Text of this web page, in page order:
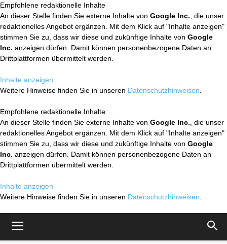
Empfohlene redaktionelle Inhalte
An dieser Stelle finden Sie externe Inhalte von Google Inc. , die unser
redaktionelles Angebot ergänzen. Mit dem Klick auf "Inhalte anzeigen"
stimmen Sie zu, dass wir diese und zukünftige Inhalte von Google
Inc. anzeigen dürfen. Damit können personenbezogene Daten an
Drittplattformen übermittelt werden.
Inhalte anzeigen
Weitere Hinweise finden Sie in unseren Datenschutzhinweisen
Empfohlene redaktionelle Inhalte
An dieser Stelle finden Sie externe Inhalte von Google Inc. , die unser
redaktionelles Angebot ergänzen. Mit dem Klick auf "Inhalte anzeigen"
stimmen Sie zu, dass wir diese und zukünftige Inhalte von Google
Inc. anzeigen dürfen. Damit können personenbezogene Daten an
Drittplattformen übermittelt werden.
Inhalte anzeigen
Weitere Hinweise finden Sie in unseren Datenschutzhinweisen